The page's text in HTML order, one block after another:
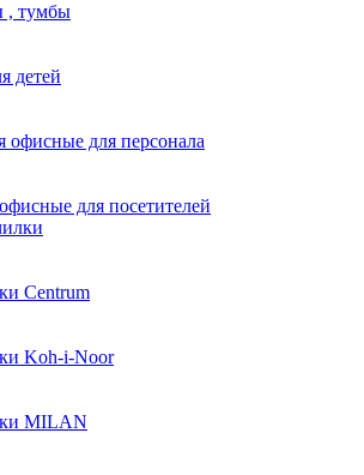
, тумбы
детей
офисные для персонала
для посетителей
Centrum
Koh-i-Noor
MILAN